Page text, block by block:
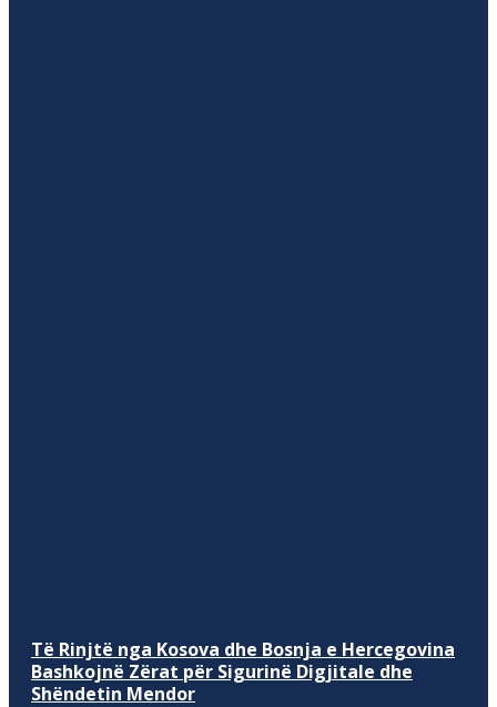
Të Rinjtë nga Kosova dhe Bosnja e Hercegovina
Bashkojnë Zërat për Sigurinë Digjitale dhe
Shëndetin Mendor